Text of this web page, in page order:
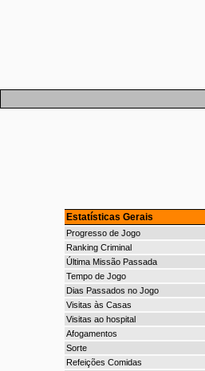
Estatísticas Gerais
Progresso de Jogo
Ranking Criminal
Última Missão Passada
Tempo de Jogo
Dias Passados no Jogo
Visitas às Casas
Visitas ao hospital
Afogamentos
Sorte
Refeições Comidas